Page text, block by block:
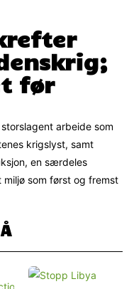
før
arbeide som
krigslyst, samt
en særdeles
som først og fremst